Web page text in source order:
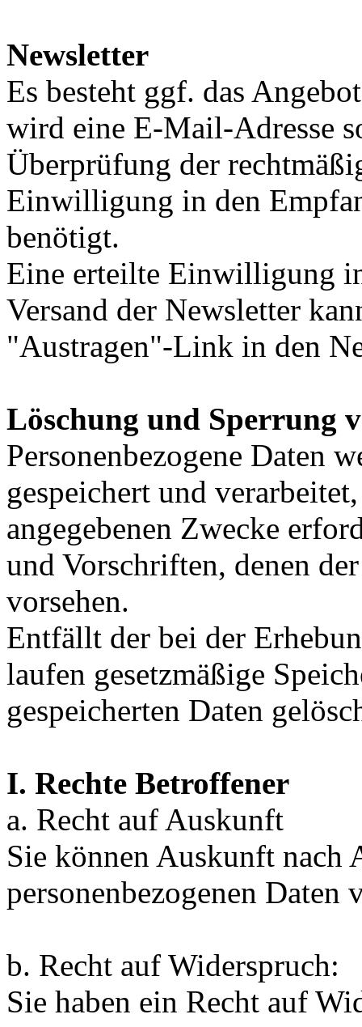
Newsletter
Es besteht ggf. das
wird eine E-Mail-Adresse
Überprüfung der
Einwilligung in den
benötigt.
Eine erteilte Einwilligung
Versand der Newsletter
"Austragen"-Link in den
Löschung und Sperrung
Personenbezogene Daten
gespeichert und
angegebenen Zwecke
und Vorschriften, denen
vorsehen.
Entfällt der bei der
laufen gesetzmäßige
gespeicherten Daten
I. Rechte Betroffener
a. Recht auf Auskunft
Sie können Auskunft
personenbezogenen
b. Recht auf Widerspruch:
Sie haben ein Recht auf